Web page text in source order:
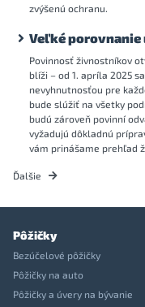
zvýšenú ochranu.
Veľké
Povinnosť živnostníkov
blíži – od 1. apríla 2025
nevyhnutnosťou pre
bude slúžiť na všetky
budú zároveň povinní
vyžadujú dôkladnú
vám prinášame prehľad
Ďalšie
Pôžičky
Bezúčelové pôžičky
Pôžičky na auto
Pôžičky a úvery na bývanie